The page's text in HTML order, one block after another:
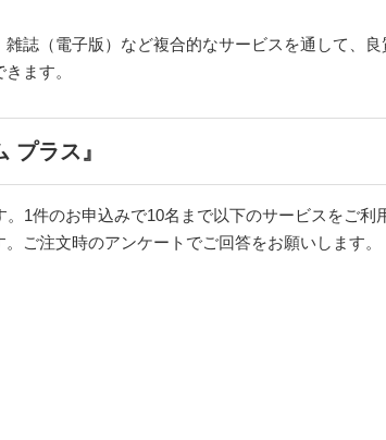
誌（電子版）など複合的なサービスを通して、
ます。
ラス』
。1件のお申込みで10名まで以下のサービスをご利
ご注文時のアンケートでご回答をお願いします。